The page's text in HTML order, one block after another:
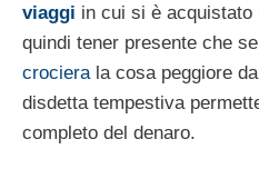
viaggi in cui si è
quindi tener presente che
crociera la cosa peggiore
disdetta tempestiva
completo del denaro.